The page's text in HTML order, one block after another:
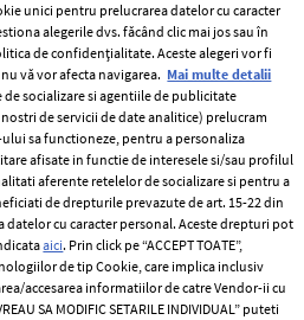
Termeni si conditii
Politica de
confidențialitate
Politica de cookies
Publicitate
unici pentru prelucrarea datelor cu caracter
alegerile dvs. făcând clic mai jos sau în
de confidențialitate. Aceste alegeri vor fi
vă vor afecta navigarea. Mai multe detalii
socializare si agentiile de publicitate
de servicii de date analitice) prelucram
sa functioneze, pentru a personaliza
afisate in functie de interesele si/sau profilul
aferente retelelor de socializare si pentru a
de drepturile prevazute de art. 15-22 din
datelor cu caracter personal. Aceste drepturi pot
aici. Prin click pe “ACCEPT TOATE”,
de tip Cookie, care implica inclusiv
accesarea informatiilor de catre Vendor-ii cu
SA MODIFIC SETARILE INDIVIDUAL” puteti